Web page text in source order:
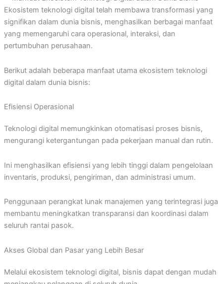
Ekosistem teknologi digital telah membawa transformasi yang
signifikan dalam dunia bisnis, menghasilkan berbagai manfaat
yang memengaruhi cara operasional, interaksi, dan
pertumbuhan perusahaan.
Berikut adalah beberapa manfaat utama ekosistem teknologi
digital dalam dunia bisnis:
Efisiensi Operasional
Teknologi digital memungkinkan otomatisasi proses bisnis,
mengurangi ketergantungan pada pekerjaan manual dan rutin.
Ini menghasilkan efisiensi yang lebih tinggi dalam pengelolaan
inventaris, produksi, pengiriman, dan administrasi umum.
Penggunaan perangkat lunak manajemen yang terintegrasi juga
membantu meningkatkan transparansi dan koordinasi dalam
seluruh rantai pasok.
Akses Global dan Pasar yang Lebih Besar
Melalui ekosistem teknologi digital, bisnis dapat dengan mudah